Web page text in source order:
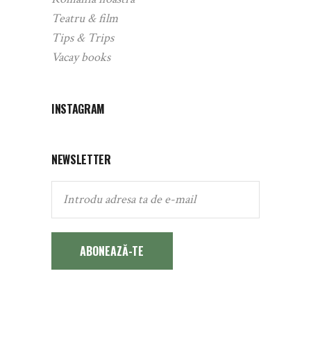
Teatru & film
Tips & Trips
Vacay books
INSTAGRAM
NEWSLETTER
ABONEAZĂ-TE